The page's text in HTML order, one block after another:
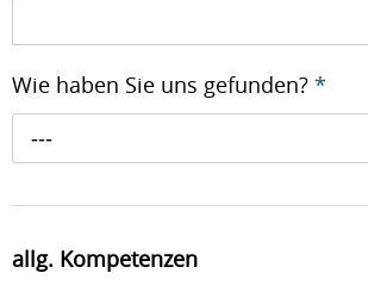
Wie haben Sie uns gefunden? *
---
allg. Kompetenzen